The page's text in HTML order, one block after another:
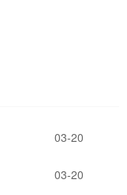
03-20
03-20